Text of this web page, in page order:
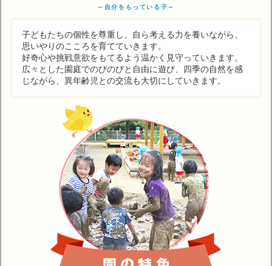
～自分をもっている子～
子どもたちの個性を尊重し、自ら考える力を養いながら、
思いやりのこころを育てていきます。
好奇心や挑戦意欲をもてるよう温かく見守っていきます。
広々とした園庭でのびのびと自由に遊び、四季の自然を感
じながら、異年齢児との交流も大切にしていきます。